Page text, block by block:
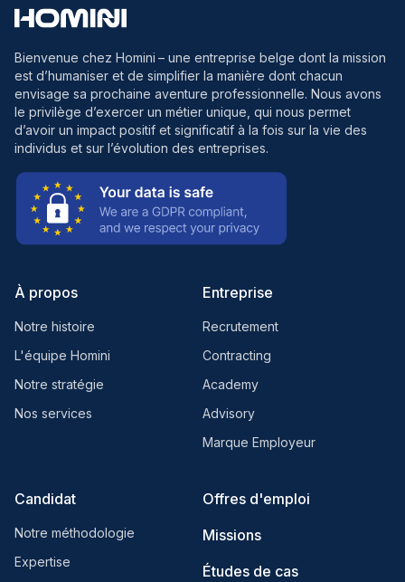
Bienvenue chez Homini – une entreprise belge dont la mission
est d’humaniser et de simplifier la manière dont chacun
envisage sa prochaine aventure professionnelle. Nous avons
le privilège d’exercer un métier unique, qui nous permet
d’avoir un impact positif et significatif à la fois sur la vie des
individus et sur l’évolution des entreprises.
À propos
Notre histoire
L'équipe Homini
Notre stratégie
Nos services
Entreprise
Recrutement
Contracting
Academy
Advisory
Marque Employeur
Candidat
Notre méthodologie
Expertise
Offres d'emploi
Missions
Études de cas